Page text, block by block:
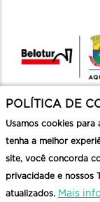
POLÍTICA DE
Usamos cookies para
tenha a melhor
site, você concorda
privacidade e nossos
atualizados. Mais